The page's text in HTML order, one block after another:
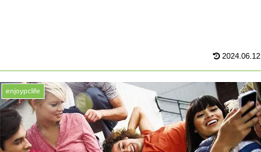
2024.06.12
enjoypclife